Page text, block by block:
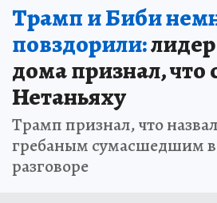
Трамп и Биби
повздорили:
дома признал, что
Нетаньяху
Трамп признал, что
гребаным сумасшедшим
разговоре